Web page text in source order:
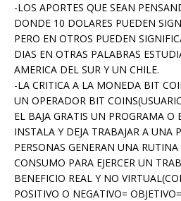
-LOS APORTES QUE SEAN
DONDE 10 DOLARES PUEDEN
PERO EN OTROS PUEDEN
DIAS EN OTRAS PALABRAS
AMERICA DEL SUR Y UN CHILE.
-LA CRITICA A LA MONEDA BIT
UN OPERADOR BIT
EL BAJA GRATIS UN PROGRAMA O
INSTALA Y DEJA TRABAJAR A UNA
PERSONAS GENERAN UNA
CONSUMO PARA EJERCER UN
BENEFICIO REAL Y NO
POSITIVO O NEGATIVO=